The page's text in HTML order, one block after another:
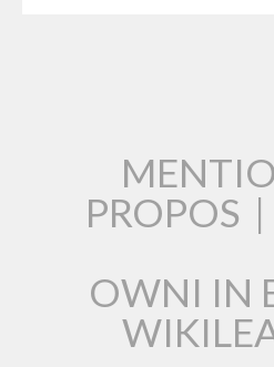
PROPOS |
OWNI IN